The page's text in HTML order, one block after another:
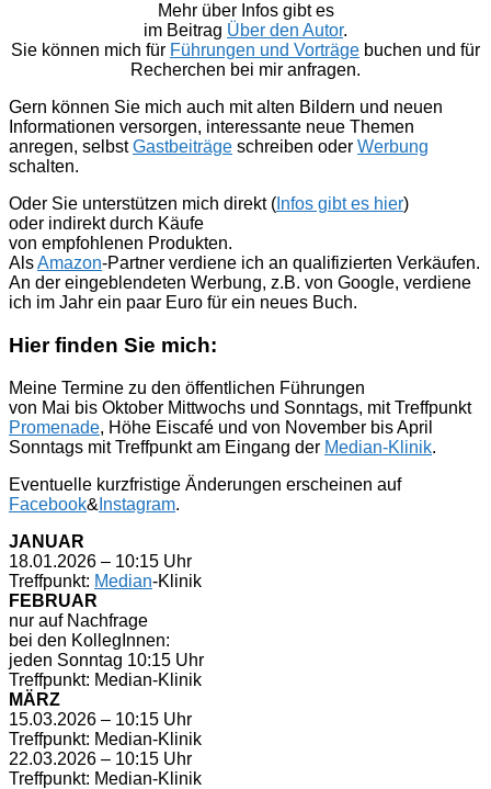
Mehr über Infos gibt es
im Beitrag Über den Autor.
Sie können mich für Führungen und Vorträge buchen und für
Recherchen bei mir anfragen.
Gern können Sie mich auch mit alten Bildern und neuen
Informationen versorgen, interessante neue Themen
anregen, selbstGastbeiträge schreiben oder Werbung
schalten.
Oder Sie unterstützen mich direkt ( Infos gibt es hier)
oder indirekt durch Käufe
von empfohlenen Produkten.
AlsAmazon-Partner verdiene ich an qualifizierten Verkäufen.
An der eingeblendeten Werbung, z.B. von Google, verdiene
ich im Jahr ein paar Euro für ein neues Buch.
Hier finden Sie mich:
Meine Termine zu den öffentlichen Führungen
von Mai bis Oktober Mittwochs und Sonntags, mit Treffpunkt
Promenade, Höhe Eiscafé und von November bis April
Sonntags mit Treffpunkt am Eingang der Median-Klinik.
Eventuelle kurzfristige Änderungen erscheinen auf
Facebook& Instagram.
JANUAR
18.01.2026 – 10:15 Uhr
Treffpunkt: Median-Klinik
FEBRUAR
nur auf Nachfrage
bei den KollegInnen:
jeden Sonntag 10:15 Uhr
Treffpunkt: Median-Klinik
MÄRZ
15.03.2026 – 10:15 Uhr
Treffpunkt: Median-Klinik
22.03.2026 – 10:15 Uhr
Treffpunkt: Median-Klinik